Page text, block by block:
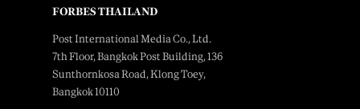
FORBES THAILAND
Post International Media Co., Ltd.
7th Floor, Bangkok Post Building, 136
Sunthornkosa Road, Klong Toey,
Bangkok 10110